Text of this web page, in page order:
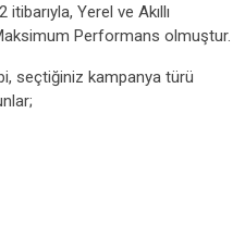
Yerel ve Akıllı
Performans olmuştur.
seçtiğiniz kampanya türü